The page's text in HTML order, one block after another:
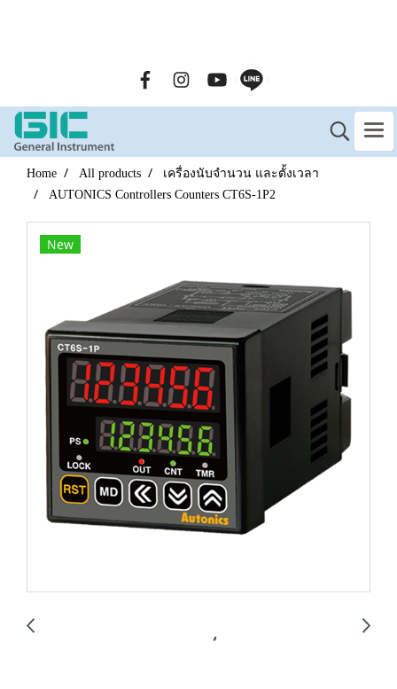
Home All products
เครื่องนับจำนวน และตั้งเวลา
AUTONICS Controllers Counters CT6S-1P2
New